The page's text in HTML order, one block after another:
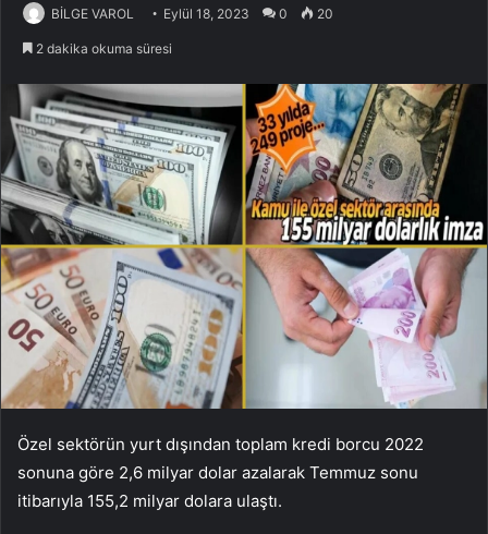
BİLGE VAROL Eylül 18, 2023 0 20
2 dakika okuma süresi
Özel sektörün yurt dışından toplam kredi borcu 2022
sonuna göre 2,6 milyar dolar azalarak Temmuz sonu
itibarıyla 155,2 milyar dolara ulaştı.